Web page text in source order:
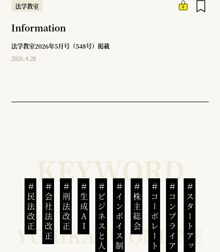
法学教室
Information
法学教室2026年5月号（548号）掲載
2026.4.28
民法改正 会社法改正 刑法改正 生成AI ビジネスと人権インボイス制度 株主総会 コンプライアンススタートアップ